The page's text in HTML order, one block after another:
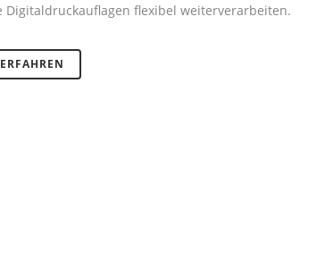
Digitaldruckauflagen flexibel weiterverarbeiten.